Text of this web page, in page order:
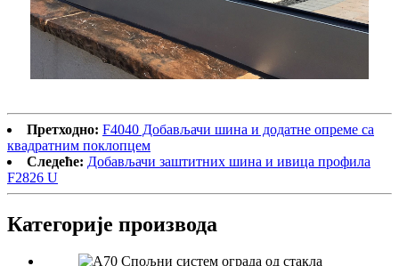
Претходно: F4040 Добављачи шина и додатне опреме са
квадратним поклопцем
Следеће: Добављачи заштитних шина и ивица профила
F2826 U
Категорије производа